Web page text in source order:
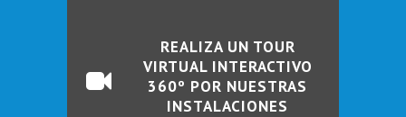
REALIZA UN TOUR
VIRTUAL INTERACTIVO
360º POR NUESTRAS
INSTALACIONES